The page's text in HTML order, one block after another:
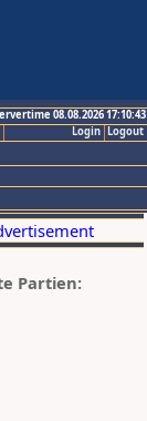
08.08.2026 17:10:43
Logout
Login
Partien: